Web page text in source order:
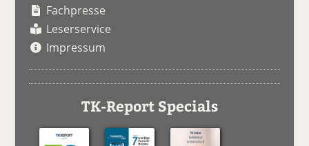
Fachpresse
Leserservice
Impressum
TK-Report Specials